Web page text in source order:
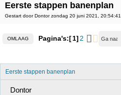
Eerste stappen banenplan
Gestart door Dontor zondag 20 juni 2021, 20:54:41
OMLAAG Pagina's: 1 2
Eerste stappen banenplan
Dontor